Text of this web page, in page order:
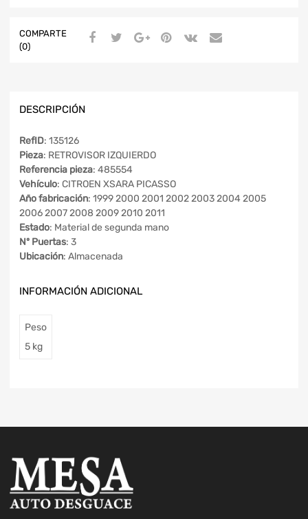
COMPARTE
(0)
DESCRIPCIÓN
RefID: 135126
Pieza: RETROVISOR IZQUIERDO
Referencia pieza: 485554
Vehículo: CITROEN XSARA PICASSO
Año fabricación: 1999 2000 2001 2002 2003 2004 2005
2006 2007 2008 2009 2010 2011
Estado: Material de segunda mano
Nº Puertas: 3
Ubicación: Almacenada
INFORMACIÓN ADICIONAL
Peso
5 kg